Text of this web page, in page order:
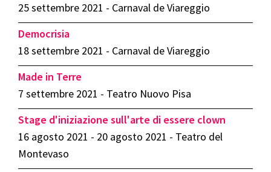
25 settembre 2021 - Carnaval de Viareggio
Democrisia
18 settembre 2021 - Carnaval de Viareggio
Made in Terre
7 settembre 2021 - Teatro Nuovo Pisa
Stage d'iniziazione sull'arte di essere clown
16 agosto 2021 - 20 agosto 2021 - Teatro del
Montevaso